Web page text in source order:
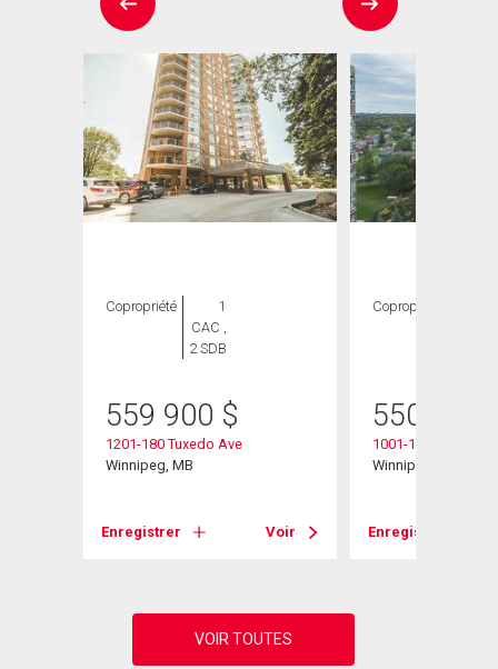
Copropriété
1
CAC ,
2 SDB
559 900 $
1201-180 Tuxedo Ave
Winnipeg, MB
Enregistrer Voir
Copropriété
550 000
1001-180 Tuxedo
Winnipeg, MB
Enregistrer